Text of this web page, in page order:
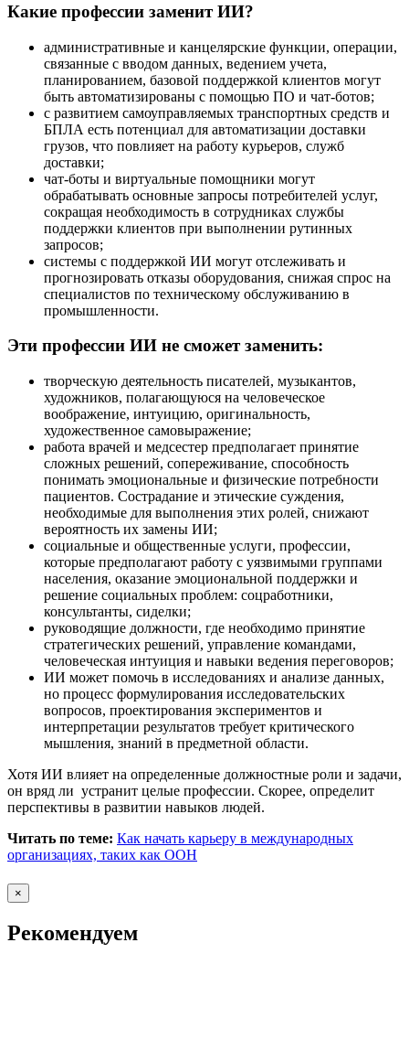
Какие профессии заменит ИИ?
административные и канцелярские функции, операции,
связанные с вводом данных, ведением учета,
планированием, базовой поддержкой клиентов могут
быть автоматизированы с помощью ПО и чат-ботов;
с развитием самоуправляемых транспортных средств и
БПЛА есть потенциал для автоматизации доставки
грузов, что повлияет на работу курьеров, служб
доставки;
чат-боты и виртуальные помощники могут
обрабатывать основные запросы потребителей услуг,
сокращая необходимость в сотрудниках службы
поддержки клиентов при выполнении рутинных
запросов;
системы с поддержкой ИИ могут отслеживать и
прогнозировать отказы оборудования, снижая спрос на
специалистов по техническому обслуживанию в
промышленности.
Эти профессии ИИ не сможет заменить:
творческую деятельность писателей, музыкантов,
художников, полагающуюся на человеческое
воображение, интуицию, оригинальность,
художественное самовыражение;
работа врачей и медсестер предполагает принятие
сложных решений, сопереживание, способность
понимать эмоциональные и физические потребности
пациентов. Сострадание и этические суждения,
необходимые для выполнения этих ролей, снижают
вероятность их замены ИИ;
социальные и общественные услуги, профессии,
которые предполагают работу с уязвимыми группами
населения, оказание эмоциональной поддержки и
решение социальных проблем: соцработники,
консультанты, сиделки;
руководящие должности, где необходимо принятие
стратегических решений, управление командами,
человеческая интуиция и навыки ведения переговоров;
ИИ может помочь в исследованиях и анализе данных,
но процесс формулирования исследовательских
вопросов, проектирования экспериментов и
интерпретации результатов требует критического
мышления, знаний в предметной области.
Хотя ИИ влияет на определенные должностные роли и задачи,
он вряд ли устранит целые профессии. Скорее, определит
перспективы в развитии навыков людей.
Читать по теме: Как начать карьеру в международных
организациях, таких как ООН
×
Рекомендуем